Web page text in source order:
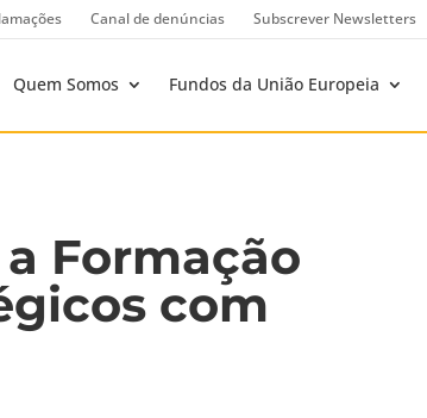
Canal de denúncias Subscrever Newsletters
Quem Somos Fundos da União Europeia
Formação
com